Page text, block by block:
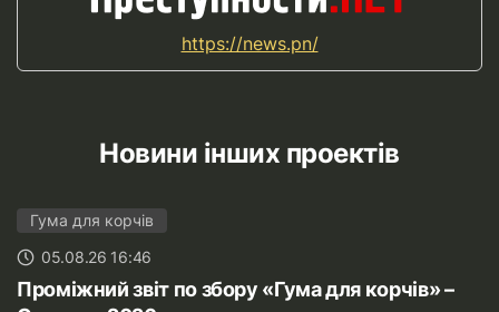
https://news.pn/
Новини інших проектів
Гума для корчів
05.08.26 16:46
Проміжний звіт по збору «Гума для корчів» –